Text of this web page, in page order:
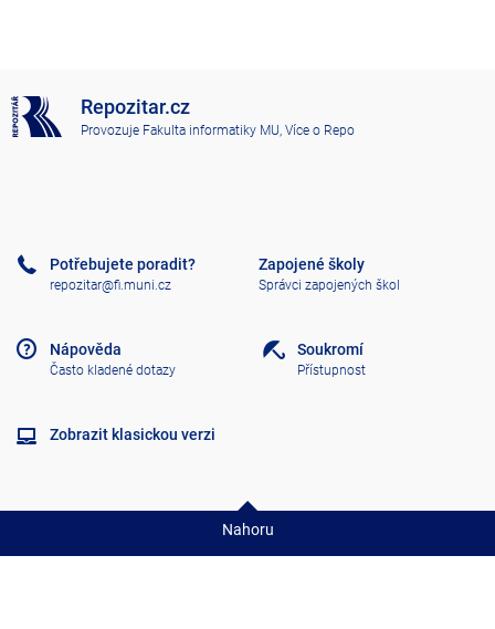
Repozitar.cz
Provozuje Fakulta informatiky MU,Více o Repo
Potřebujete poradit?
repozitar@fi.muni.cz
Nápověda
Často kladené dotazy
Zapojené školy
Správci zapojených škol
Soukromí
Přístupnost
Zobrazit klasickou verzi
Nahoru